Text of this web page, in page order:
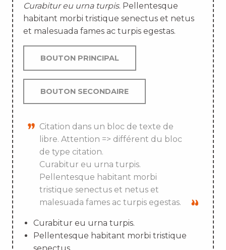
Curabitur eu urna turpis. Pellentesque
habitant morbi tristique senectus et netus
et malesuada fames ac turpis egestas.
BOUTON PRINCIPAL
BOUTON SECONDAIRE
Citation dans un bloc de texte de
libre. Attention => différent du bloc
de type citation.
Curabitur eu urna turpis.
Pellentesque habitant morbi
tristique senectus et netus et
malesuada fames ac turpis egestas.
Curabitur eu urna turpis.
Pellentesque habitant morbi tristique